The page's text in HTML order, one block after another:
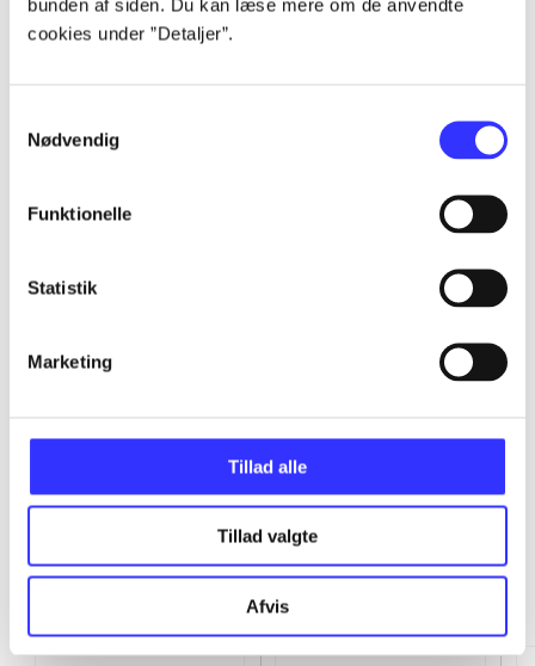
bunden af siden. Du kan læse mere om de anvendte
cookies under ”Detaljer”.
Nødvendig
Funktionelle
Statistik
Marketing
Tillad alle
Tillad valgte
Afvis
Alle registrerede artikler fordelt på udgivelser
Minder om